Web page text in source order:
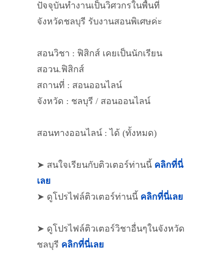
ปัจจุบันทำงานเป็นวิศวกรในพื้นที่
จังหวัดชลบุรี รับงานสอนพิเศษค่ะ
สอนวิชา : ฟิสิกส์ เคยเป็นนักเรียน
สอวน.ฟิสิกส์
สถานที่ : สอนออนไลน์
จังหวัด : ชลบุรี / สอนออนไลน์
สอนทางออนไลน์ : ได้ (ทั้งหมด)
➤ สนใจเรียนกับติวเตอร์ท่านนี้ คลิกที่นี่
เลย
➤ ดูโปรไฟล์ติวเตอร์ท่านนี้ คลิกที่นี่เลย
➤ ดูโปรไฟล์ติวเตอร์วิชาอื่นๆในจังหวัด
ชลบุรี คลิกที่นี่เลย